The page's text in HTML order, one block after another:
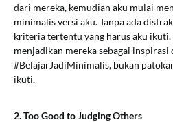
dari mereka, kemudian aku mulai
minimalis versi aku. Tanpa ada
kriteria tertentu yang harus aku ikuti.
menjadikan mereka sebagai inspirasi
#BelajarJadiMinimalis, bukan
ikuti.
2. Too Good to Judging Others